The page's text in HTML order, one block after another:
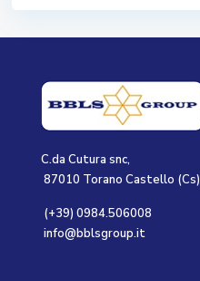
C.da Cutura snc,
87010 Torano Castello (Cs)
(+39) 0984.506008
info@bblsgroup.it